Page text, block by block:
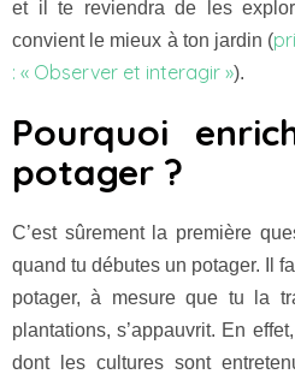
et il te reviendra de les
convient le mieux à ton jardin (
: « Observer et interagir »).
Pourquoi
potager ?
C’est sûrement la première
quand tu débutes un potager. Il
potager, à mesure que tu la
plantations, s’appauvrit. En
dont les cultures sont